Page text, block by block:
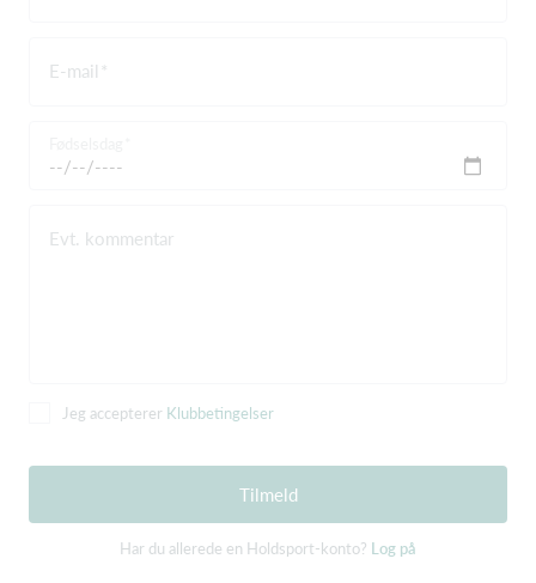
E-mail
Evt. kommentar
Jeg accepterer Klubbetingelser
Tilmeld
Har du allerede en Holdsport-konto? Log på